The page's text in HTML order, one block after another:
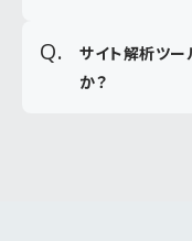
サイト解析ツー
か？